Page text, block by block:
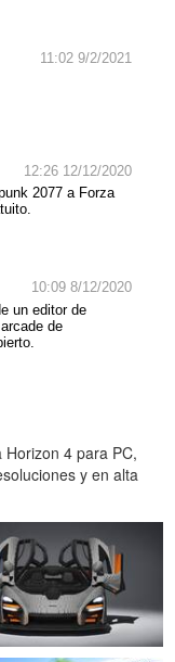
11:02 9/2/2021
12:26 12/12/2020
2077 a Forza
10:09 8/12/2020
un editor de
de
4 para PC,
y en alta